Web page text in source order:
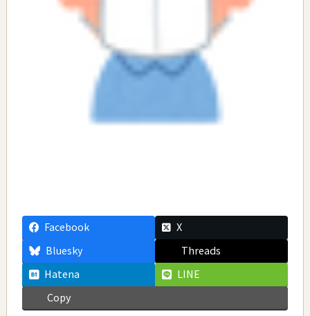
Facebook
X
Bluesky
Threads
Hatena
LINE
Copy